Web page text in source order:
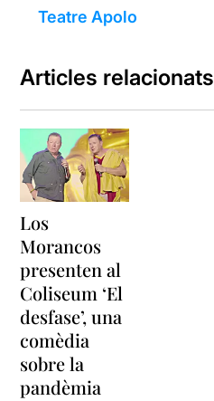
Teatre Apolo
Articles relacionats
Los
Morancos
presenten al
Coliseum ‘El
desfase’, una
comèdia
sobre la
pandèmia